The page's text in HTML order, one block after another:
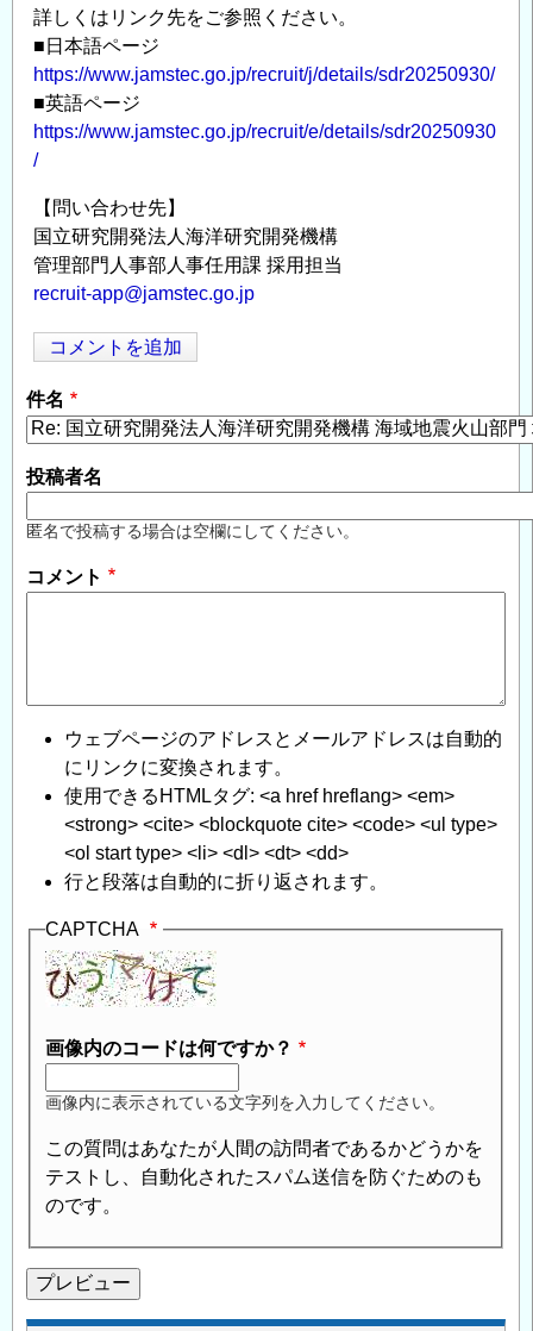
詳しくはリンク先をご参照ください。
■日本語ページ
https://www.jamstec.go.jp/recruit/j/details/sdr20250930/
■英語ページ
https://www.jamstec.go.jp/recruit/e/details/sdr20250930
/
【問い合わせ先】
国立研究開発法人海洋研究開発機構
管理部門人事部人事任用課 採用担当
recruit-app@jamstec.go.jp
コメントを追加
件名
投稿者名
匿名で投稿する場合は空欄にしてください。
コメント
ウェブページのアドレスとメールアドレスは自動的
にリンクに変換されます。
使用できるHTMLタグ: <a href hreflang> <em>
<strong> <cite> <blockquote cite> <code> <ul type>
<ol start type> <li> <dl> <dt> <dd>
行と段落は自動的に折り返されます。
CAPTCHA
画像内のコードは何ですか？
画像内に表示されている文字列を入力してください。
この質問はあなたが人間の訪問者であるかどうかを
テストし、自動化されたスパム送信を防ぐためのも
のです。